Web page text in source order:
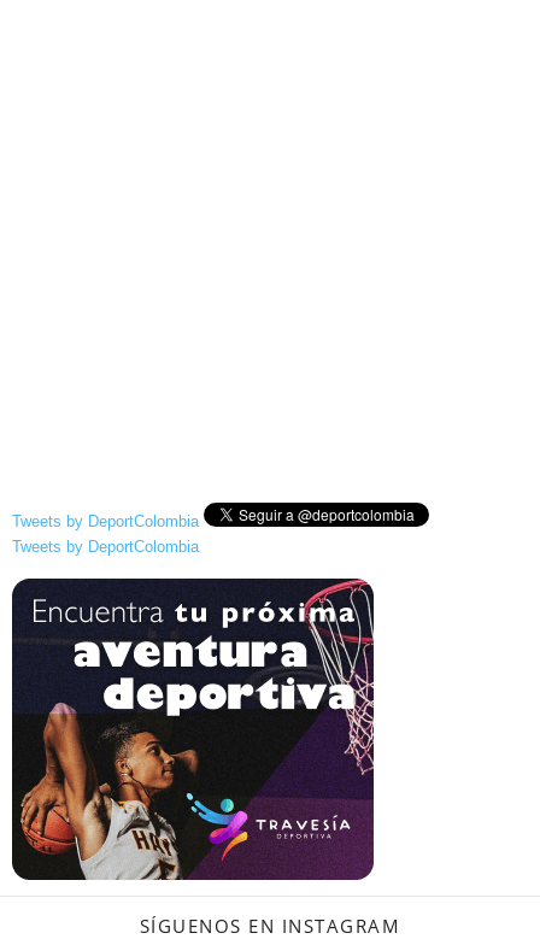
Tweets by DeportColombia
Tweets by DeportColombia
SÍGUENOS EN INSTAGRAM